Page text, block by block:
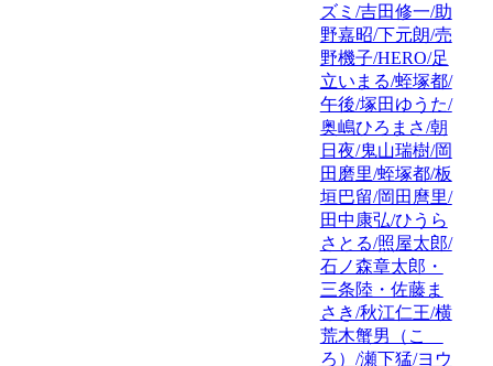
ズミ/吉田修一/助
野嘉昭/下元朗/売
野機子/HERO/足
立いまる/蛭塚都/
午後/塚田ゆうた/
奥嶋ひろまさ/朝
日夜/鬼山瑞樹/岡
田磨里/蛭塚都/板
垣巴留/岡田麿里/
田中康弘/ひうら
さとる/照屋太郎/
石ノ森章太郎・
三条陸・佐藤ま
さき/秋江仁王/横
荒木蟹男（こゝ
ろ）/瀬下猛/ヨウ